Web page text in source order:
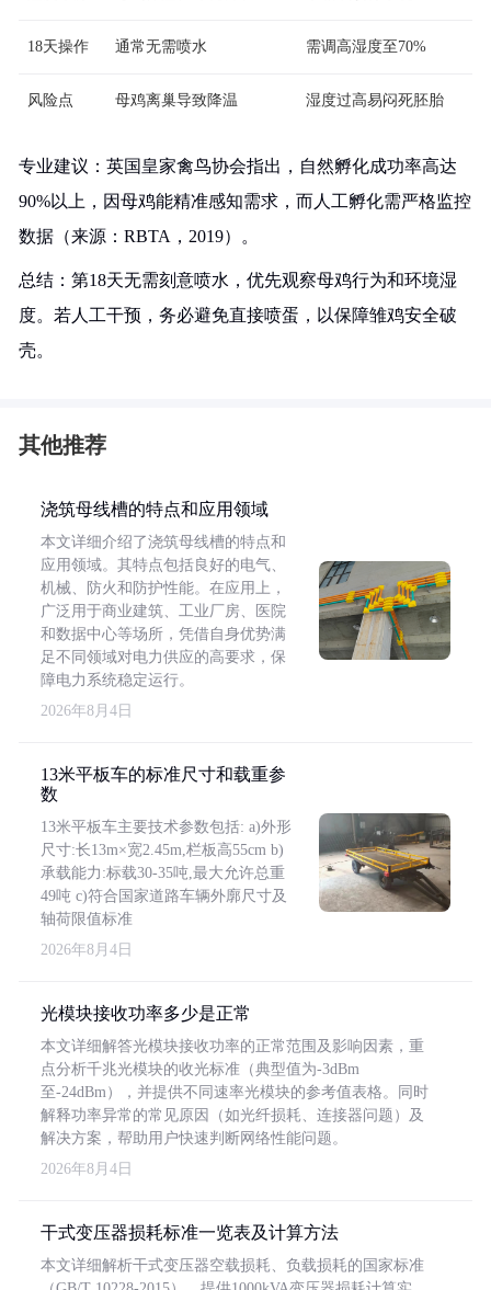
18天操作 通常无需喷水 需调高湿度至70%
风险点 母鸡离巢导致降温 湿度过高易闷死胚胎
专业建议：英国皇家禽鸟协会指出，自然孵化成功率高达
90%以上，因母鸡能精准感知需求，而人工孵化需严格监控
数据（来源：RBTA，2019）。
总结：第18天无需刻意喷水，优先观察母鸡行为和环境湿
度。若人工干预，务必避免直接喷蛋，以保障雏鸡安全破
壳。
其他推荐
浇筑母线槽的特点和应用领域
本文详细介绍了浇筑母线槽的特点和
应用领域。其特点包括良好的电气、
机械、防火和防护性能。在应用上，
广泛用于商业建筑、工业厂房、医院
和数据中心等场所，凭借自身优势满
足不同领域对电力供应的高要求，保
障电力系统稳定运行。
2026年8月4日
13米平板车的标准尺寸和载重参
数
13米平板车主要技术参数包括: a)外形
尺寸:长13m×宽2.45m,栏板高55cm b)
承载能力:标载30-35吨,最大允许总重
49吨 c)符合国家道路车辆外廓尺寸及
轴荷限值标准
2026年8月4日
光模块接收功率多少是正常
本文详细解答光模块接收功率的正常范围及影响因素，重
点分析千兆光模块的收光标准（典型值为-3dBm
至-24dBm），并提供不同速率光模块的参考值表格。同时
解释功率异常的常见原因（如光纤损耗、连接器问题）及
解决方案，帮助用户快速判断网络性能问题。
2026年8月4日
干式变压器损耗标准一览表及计算方法
本文详细解析干式变压器空载损耗、负载损耗的国家标准